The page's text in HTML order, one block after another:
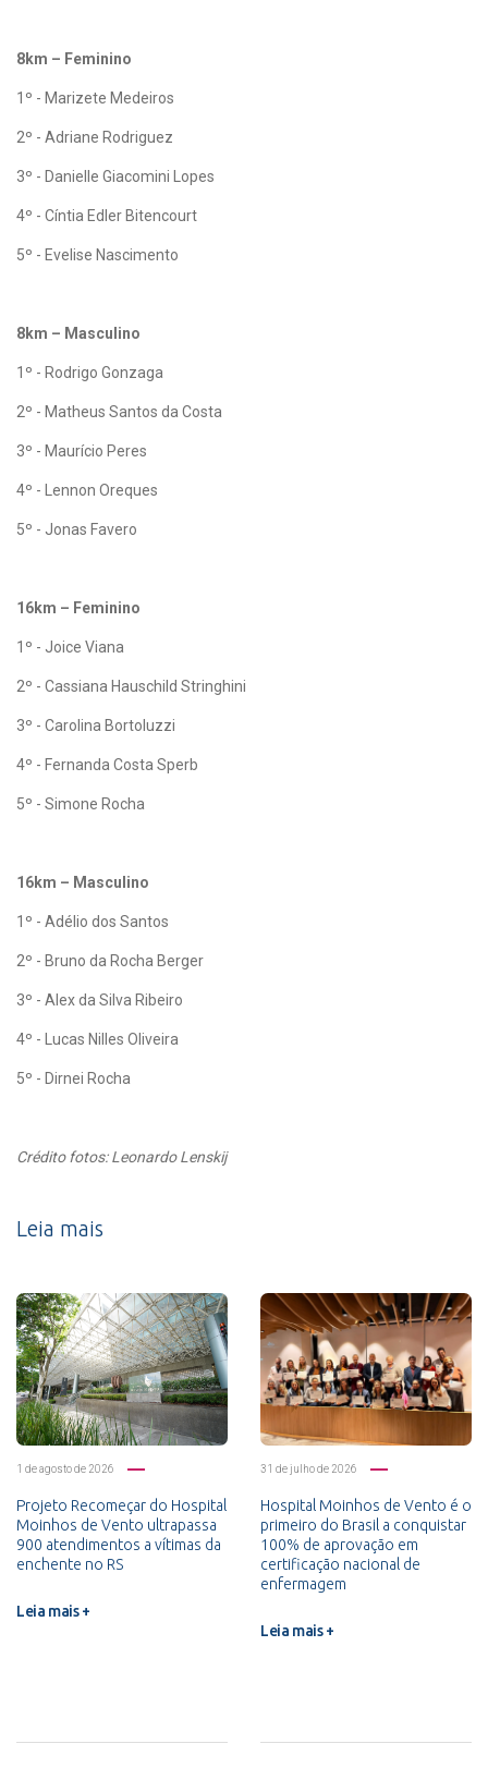
8km – Feminino
1º - Marizete Medeiros
2º - Adriane Rodriguez
3º - Danielle Giacomini Lopes
4º - Cíntia Edler Bitencourt
5º - Evelise Nascimento
8km – Masculino
1º - Rodrigo Gonzaga
2º - Matheus Santos da Costa
3º - Maurício Peres
4º - Lennon Oreques
5º - Jonas Favero
16km – Feminino
1º - Joice Viana
2º - Cassiana Hauschild Stringhini
3º - Carolina Bortoluzzi
4º - Fernanda Costa Sperb
5º - Simone Rocha
16km – Masculino
1º - Adélio dos Santos
2º - Bruno da Rocha Berger
3º - Alex da Silva Ribeiro
4º - Lucas Nilles Oliveira
5º - Dirnei Rocha
Crédito fotos: Leonardo Lenskij
Leia mais
1 de agosto de 2026
Projeto Recomeçar do Hospital
Moinhos de Vento ultrapassa
900 atendimentos a vítimas da
enchente no RS
Leia mais +
31 de julho de 2026
Hospital Moinhos de Vento é o
primeiro do Brasil a conquistar
100% de aprovação em
certificação nacional de
enfermagem
Leia mais +